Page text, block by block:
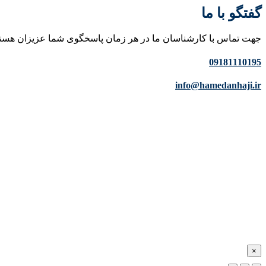
گفتگو با ما
جهت تماس با کارشناسان ما در هر زمان پاسخگوی شما عزیزان
09181110195
info@hamedanhaji.ir
×